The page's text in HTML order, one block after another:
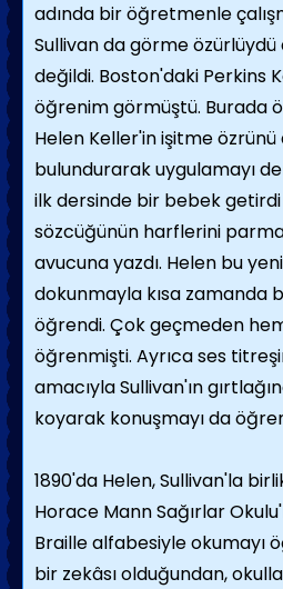
adında bir öğretmenle
Sullivan da görme
değildi. Boston'daki Perkins
öğrenim görmüştü. Burada
Helen Keller'in işitme
bulundurarak uygula­mayı
ilk dersinde bir bebek
sözcüğünün harflerini
avucuna yazdı. Helen bu
dokun­mayla kısa zamanda
öğrendi. Çok geçmeden
öğren­mişti. Ayrıca ses
ama­cıyla Sullivan'ın
koya­rak konuşmayı da
1890'da Helen, Sullivan'la
Horace Mann Sağırlar
Braille alfabesiyle okumayı
bir zekâsı olduğundan,